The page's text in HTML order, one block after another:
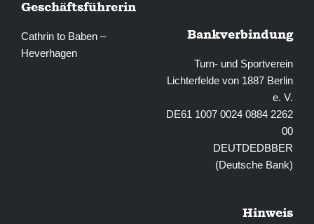
Geschäftsführerin
Cathrin to Baben –
Heverhagen
Bankverbindung
Turn- und Sportverein
Lichterfelde von 1887 Berlin
e. V.
DE61 1007 0024 0884 2262
00
DEUTDEDBBER
(Deutsche Bank)
Hinweis